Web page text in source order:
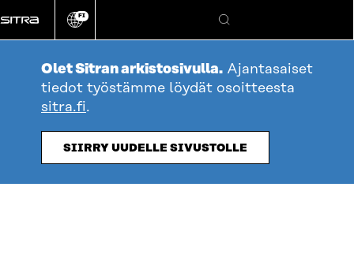
suoraan
sisältöön
Vaihda
kieli
FI
Hae
Olet Sitran arkistosivulla. Ajantasaiset
tiedot työstämme löydät osoitteesta
sitra.fi.
SIIRRY UUDELLE SIVUSTOLLE